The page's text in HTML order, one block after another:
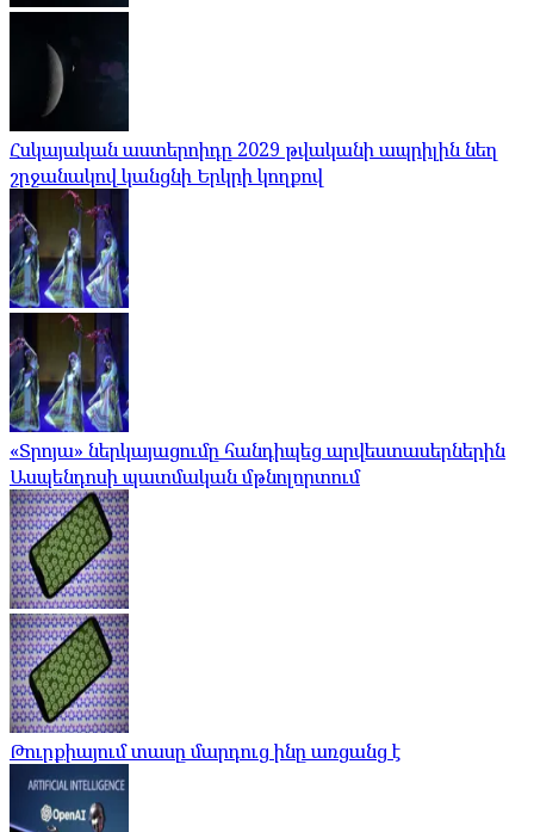
Հսկայական աստերոիդը 2029 թվականի ապրիլին նեղ
շրջանակով կանցնի Երկրի կողքով
«Տրոյա» ներկայացումը հանդիպեց արվեստասերներին
Ասպենդոսի պատմական մթնոլորտում
Թուրքիայում տասը մարդուց ինը առցանց է